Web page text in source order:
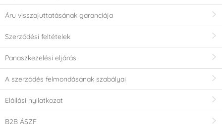
Áru visszajuttatásának garanciája
Szerződési feltételek
Panaszkezelési eljárás
A szerződés felmondásának szabályai
Elállási nyilatkozat
B2B ÁSZF